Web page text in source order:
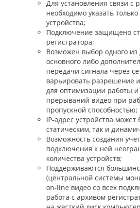
Для установления связи с
необходимо указать
устройства;
Подключение защищено
регистратора;
Возможен выбор одного из
основного либо
передачи сигнала через
варьировать разрешение
для оптимизации работы
прерываний видео при
пропускной способностью;
IP-адрес устройства может
статическим, так и
Возможность создания
подключения к ней
количества устройств;
Поддерживаются
(центральной системы
on-line видео со всех
работа с архивом